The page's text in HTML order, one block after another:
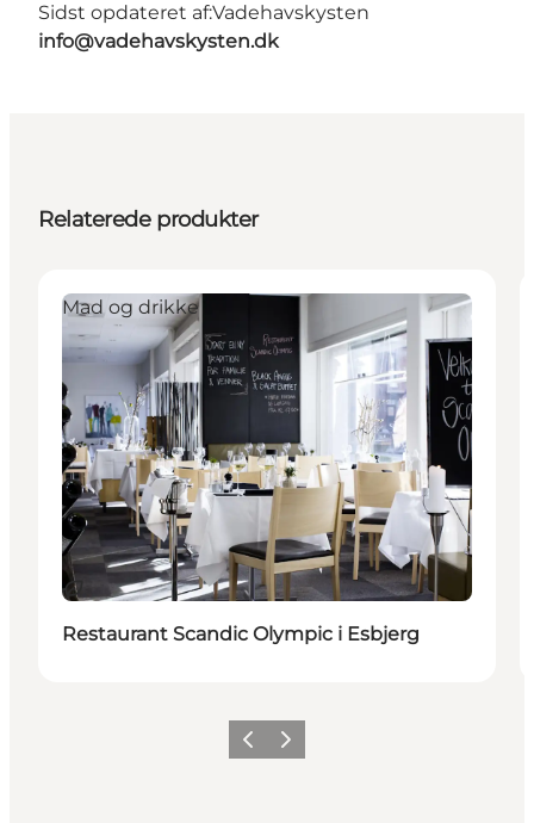
Sidst opdateret af:Vadehavskysten
info@vadehavskysten.dk
Relaterede produkter
Bæredygtige oplevelser
Mad og drikke
Restaurant Scandic Olympic i Esbjerg
ForrigeNæste